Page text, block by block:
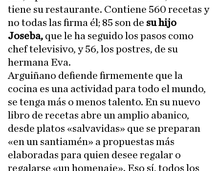
tiene su restaurante. Contiene 560 recetas y
no todas las firma él; 85 son de su hijo
Joseba, que le ha seguido los pasos como
chef televisivo, y 56, los postres, de su
hermana Eva.
Arguiñano defiende firmemente que la
cocina es una actividad para todo el mundo,
se tenga más o menos talento. En su nuevo
libro de recetas abre un amplio abanico,
desde platos «salvavidas» que se preparan
«en un santiamén» a propuestas más
elaboradas para quien desee regalar o
regalarse «un homenaje». Eso sí, todos los